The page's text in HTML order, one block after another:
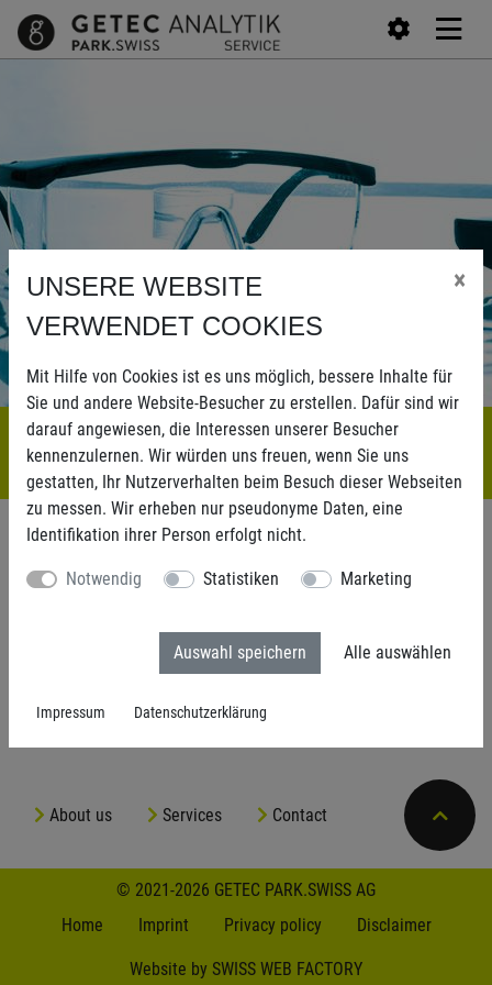
What's new Jobs
JOBS
We currently have no vacancies.
About us Services Contact
© 2021-2026 GETEC PARK.SWISS AG
Home
Imprint Privacy policy Disclaimer
Website by SWISS WEB FACTORY
UNSERE WEBSITE
VERWENDET COOKIES
×
Mit Hilfe von Cookies ist es uns möglich, bessere Inhalte für
Sie und andere Website-Besucher zu erstellen. Dafür sind wir
darauf angewiesen, die Interessen unserer Besucher
kennenzulernen. Wir würden uns freuen, wenn Sie uns
gestatten, Ihr Nutzerverhalten beim Besuch dieser Webseiten
zu messen. Wir erheben nur pseudonyme Daten, eine
Identifikation ihrer Person erfolgt nicht.
Notwendig Statistiken Marketing
Auswahl speichern Alle auswählen
Impressum Datenschutzerklärung